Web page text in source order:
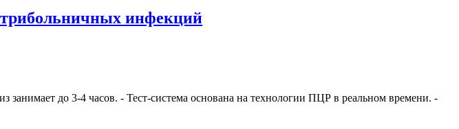
инфекций
до 3-4 часов. - Тест-система основана на технологии ПЦР в реальном времени. -